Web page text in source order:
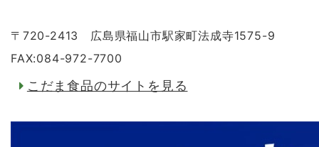
〒720-2413 広島県福山市駅家町法成寺1575-9
FAX:084-972-7700
こだま食品のサイトを見る